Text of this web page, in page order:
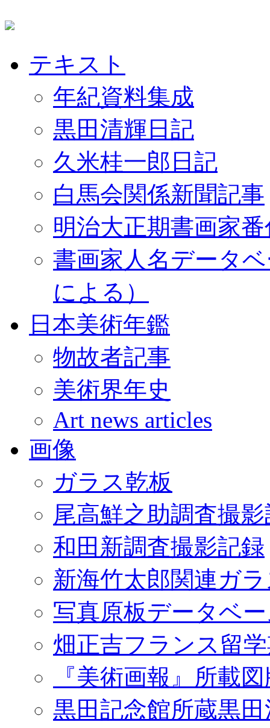
テキスト
年紀資料集成
黒田清輝日記
久米桂一郎日記
白馬会関係新聞記事
明治大正期書画家
書画家人名データ
による）
日本美術年鑑
物故者記事
美術界年史
Art news articles
画像
ガラス乾板
尾高鮮之助調査撮
和田新調査撮影記録
新海竹太郎関連ガ
写真原板データベ
畑正吉フランス留
『美術画報』所載
黒田記念館所蔵黒